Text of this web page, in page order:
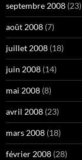
septembre 2008 (23)
août 2008 (7)
juillet 2008 (18)
juin 2008 (14)
mai 2008 (8)
avril 2008 (23)
mars 2008 (18)
février 2008 (28)